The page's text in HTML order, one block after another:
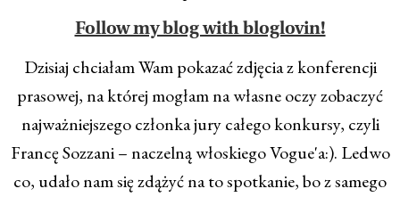
Follow my blog with bloglovin!
Dzisiaj chciałam Wam pokazać zdjęcia z konferencji
prasowej, na której mogłam na własne oczy zobaczyć
najważniejszego członka jury całego konkursy, czyli
Francę Sozzani – naczelną włoskiego Vogue'a:). Ledwo
co, udało nam się zdążyć na to spotkanie, bo z samego